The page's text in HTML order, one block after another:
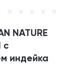
NATURE
с
индейка